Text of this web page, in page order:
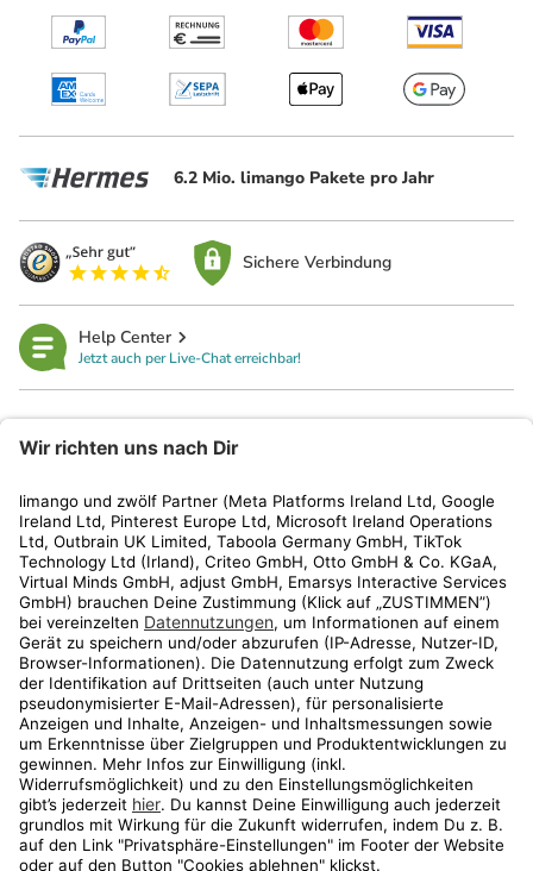
6.2 Mio. limango Pakete pro Jahr
Sichere Verbindung
Help Center
Jetzt auch per Live-Chat erreichbar!
Kundenservice
Shop
Aktionen
Travel